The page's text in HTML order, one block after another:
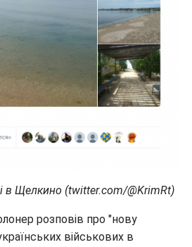
в Щелкино (twitter.com/@KrimRt)
розповів про "нову
військових в